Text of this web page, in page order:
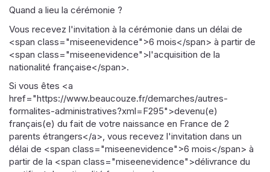
Quand a lieu la cérémonie ?
Vous recevez l'invitation à la cérémonie dans un délai de
<span class="miseenevidence">6 mois</span> à partir de
<span class="miseenevidence">l'acquisition de la
nationalité française</span>.
Si vous êtes <a
href="https://www.beaucouze.fr/demarches/autres-
formalites-administratives?xml=F295">devenu(e)
français(e) du fait de votre naissance en France de 2
parents étrangers</a>, vous recevez l'invitation dans un
délai de <span class="miseenevidence">6 mois</span> à
partir de la <span class="miseenevidence">délivrance du